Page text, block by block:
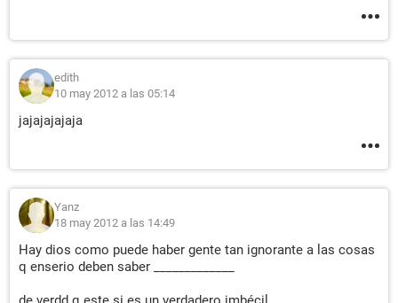
edith
10 may 2012 a las 05:14
jajajajajaja
Yanz
18 may 2012 a las 14:49
Hay dios como puede haber gente tan ignorante a las cosas
q enserio deben saber _____________